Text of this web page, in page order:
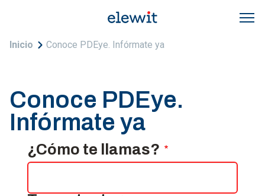
Sobrescribir enlaces de ayuda a la
Inicio Conoce PDEye. Infórmate ya
Conoce PDEye.
Infórmate ya
¿Cómo te llamas?